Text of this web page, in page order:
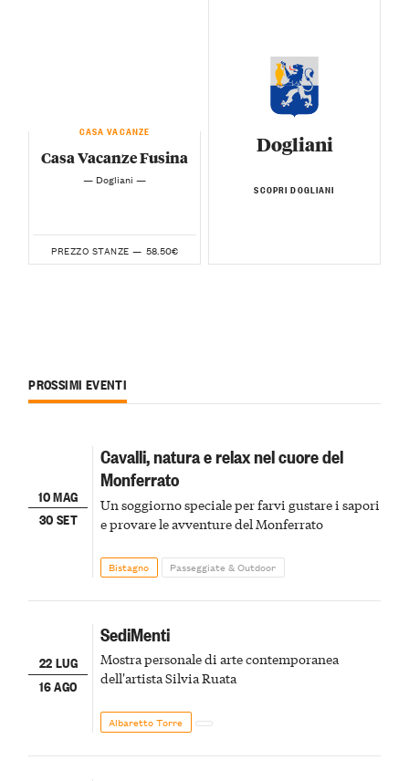
CASA VACANZE
Casa Vacanze Fusina
— Dogliani —
PREZZO STANZE — 58.50€
Dogliani
SCOPRI DOGLIANI
PROSSIMI EVENTI
10 MAG
30 SET
Cavalli, natura e relax nel cuore del
Monferrato
Un soggiorno speciale per farvi gustare i sapori
e provare le avventure del Monferrato
Bistagno Passeggiate & Outdoor
22 LUG
16 AGO
SediMenti
Mostra personale di arte contemporanea
dell'artista Silvia Ruata
Albaretto Torre